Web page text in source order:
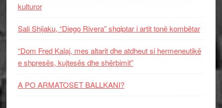
kulturor
Sali Shijaku, “Diego Rivera” shqiptar i artit tonë kombëtar
“Dom Fred Kalaj, mes altarit dhe atdheut si hermeneutikë
e shpresës, kujtesës dhe shërbimit”
A PO ARMATOSET BALLKANI?